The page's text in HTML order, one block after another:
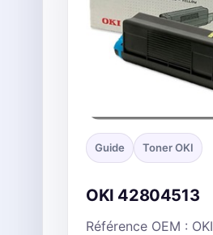
Guide Toner OKI
OKI 42804513
Référence OEM : OKI